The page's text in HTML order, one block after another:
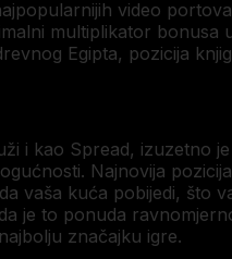
video
multiplikator
Egipta, pozicija
i kao Spread, izuzetno
Najnovija
vaša kuća pobijedi, što
je to ponuda
značajku igre.